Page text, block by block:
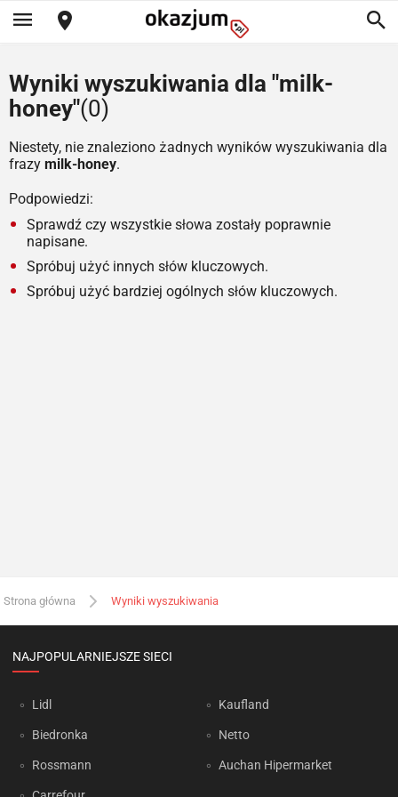
Wyniki wyszukiwania dla "milk-
honey"(0)
Niestety, nie znaleziono żadnych wyników wyszukiwania dla
frazy milk-honey.
Podpowiedzi:
Sprawdź czy wszystkie słowa zostały poprawnie
napisane.
Spróbuj użyć innych słów kluczowych.
Spróbuj użyć bardziej ogólnych słów kluczowych.
Strona główna Wyniki wyszukiwania
NAJPOPULARNIEJSZE SIECI
Lidl
Biedronka
Rossmann
Kaufland
Netto
Auchan Hipermarket